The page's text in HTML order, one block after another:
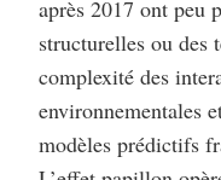
après 2017 ont peu
structurelles ou des
complexité des
environnementales
modèles prédictifs